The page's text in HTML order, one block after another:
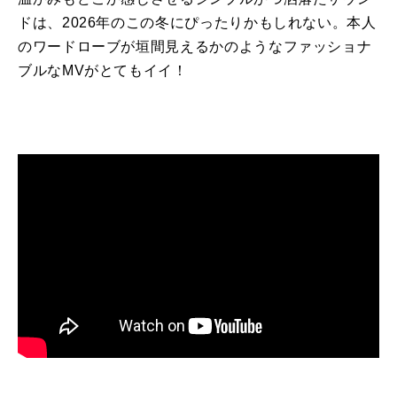
ドは、 2026年のこの冬にぴったりかもしれない。本人
のワードローブが垣間見えるかのようなファッショナ
ブルな MVがとてもイイ！